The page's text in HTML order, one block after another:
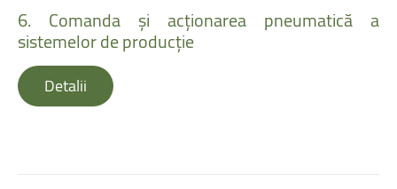
6.
Comanda şi acționarea pneumatică a
sistemelordeproducție
Detalii